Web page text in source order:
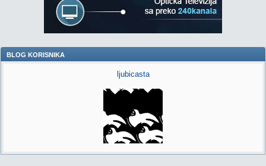
BLOG KORISNIKA
ljubicasta